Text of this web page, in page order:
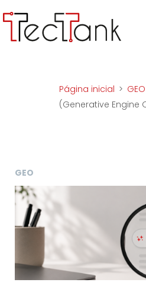
to
content
Página inicial > GEO
(Generative Engine
GEO